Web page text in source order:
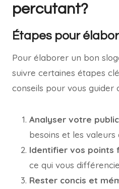
percutant?
Étapes pour
Pour élaborer un bon
suivre certaines étapes
conseils pour vous guider
Analyser votre
besoins et les
Identifier vos points
ce qui vous
Rester concis et